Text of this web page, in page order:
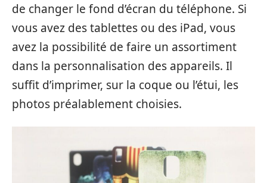
de changer le fond d’écran du téléphone. Si
vous avez des tablettes ou des iPad, vous
avez la possibilité de faire un assortiment
dans la personnalisation des appareils. Il
suffit d’imprimer, sur la coque ou l’étui, les
photos préalablement choisies.